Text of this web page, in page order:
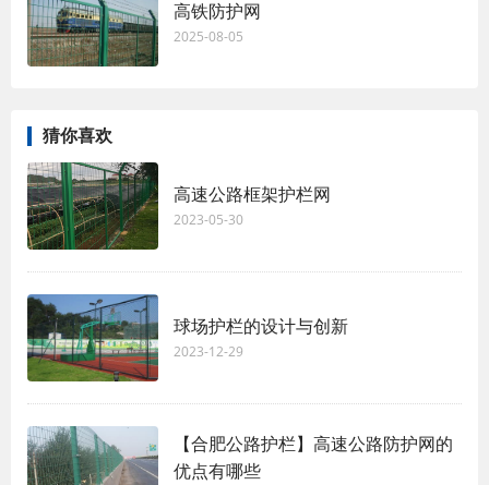
高铁防护网
2025-08-05
猜你喜欢
高速公路框架护栏网
2023-05-30
球场护栏的设计与创新
2023-12-29
【合肥公路护栏】高速公路防护网的
优点有哪些